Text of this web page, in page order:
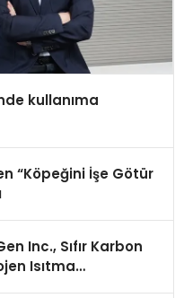
kullanıma
“Köpeğini İşe Götür
Inc., Sıfır Karbon
Isıtma